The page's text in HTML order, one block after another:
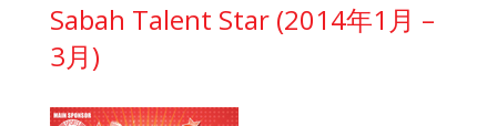
Sabah Talent Star (2014年1月 –
3月)